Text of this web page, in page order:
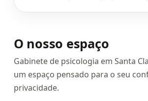
O nosso espaço
Gabinete de psicologia em Santa
um espaço pensado para o seu
privacidade.